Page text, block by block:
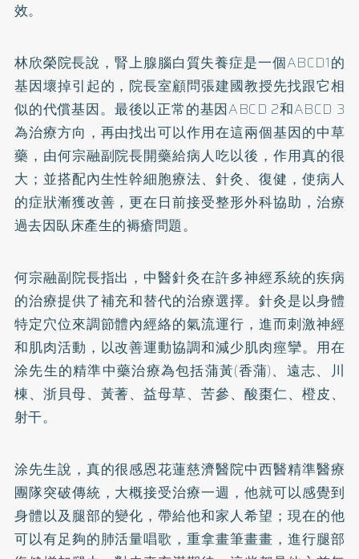
效。
林欣榮院長說，腎上腺腦白質失養症是一個ABCD1的
基因壞掉引起的，院長室顧問張建國教授先找跟它相
似的代償基因。最後以正常的基因ABCD 2和ABCD 3
為治療方向，再由找出可以作用在這兩個基因的中草
藥，由何宗融副院長開藥給病人吃以後，作用真的很
大；並搭配內生性幹細胞療法、針灸、復健，使病人
的症狀漸獲改善，更在日前接受整形外科協助，治療
過去因臥床產生的褥瘡問題。
何宗融副院長指出，中醫針灸在許多神經系統的疾病
的治療提供了補充和替代的治療選擇。針灸是以身體
特定穴位來調節體內經絡的氣流運行，進而刺激神經
和肌肉活動，以改善運動協調和減少肌肉痙攣。用在
涂先生的精準中藥治療為包括蒲黃(香蒲)、遠志、川
棟、浙貝母、黃蓍、益母草、苦參、酸棗仁、橙皮、
射干。
涂先生說，真的很感恩花蓮慈濟醫院中西醫精準醫療
團隊突破傳統，大概接受治療一週，他就可以感覺到
身體以及腿部的變化，帶給他和家人希望；現在的他
可以有足夠的肺活量唱歌，重拿畫筆畫畫，進行腿部